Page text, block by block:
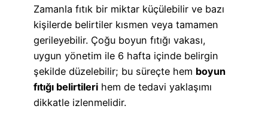
Zamanla fıtık bir miktar küçülebilir ve bazı
kişilerde belirtiler kısmen veya tamamen
gerileyebilir. Çoğu boyun fıtığı vakası,
uygun yönetim ile 6 hafta içinde belirgin
şekilde düzelebilir; bu süreçte hem boyun
fıtığı belirtileri hem de tedavi yaklaşımı
dikkatle izlenmelidir.